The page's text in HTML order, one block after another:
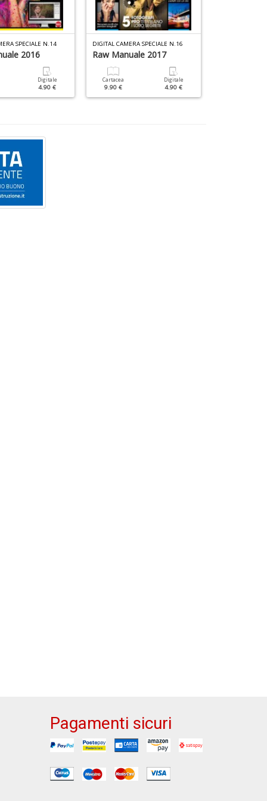
SPECIALE N.14
2016
Digitale
4.90 €
DIGITAL CAMERA SPECIALE N.16
Raw Manuale 2017
Cartacea
9.90 €
Digitale
4.90 €
Pagamenti sicuri